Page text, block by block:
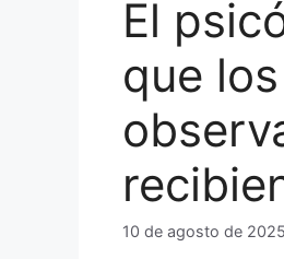
El
que
10 de agosto de